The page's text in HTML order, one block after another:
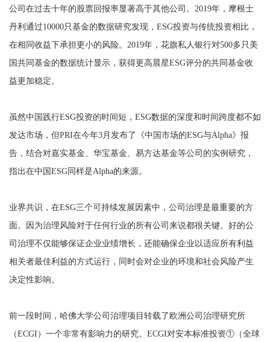
公司在过去十年的股票回报率显著高于其他公司。2019年，摩根士
丹利通过10000只基金的数据研究发现，ESG投资与传统投资相比，
在相同收益下承担更小的风险。2019年，花旗私人银行对500多只美
国共同基金的数据统计显示，获得更高晨星ESG评分的共同基金收
益更加稳定。
虽然中国践行ESG投资的时间短，ESG数据的深度和时间跨度都不如
发达市场，但PRI在今年3月发布了《中国市场的ESG与Alpha》报
告，结合对嘉实基金、华宝基金、易方达基金等公司的实例研究，
指出在中国ESG同样是Alpha的来源。
业界共识，在ESG三个可持续发展因素中，公司治理是最重要的方
面。因为治理风险对于任何行业的所有公司来说都很关键。好的公
司治理不仅能够保证企业业绩增长，还能确保企业以适应所有利益
相关者最佳利益的方式运行，同时会对企业的环境和社会风险产生
决定性影响。
前一段时间，哈佛大学公司治理项目转载了欧洲公司治理研究所
（ECGI）一个非常有影响力的研究。ECGI对安本标准投资①（全球